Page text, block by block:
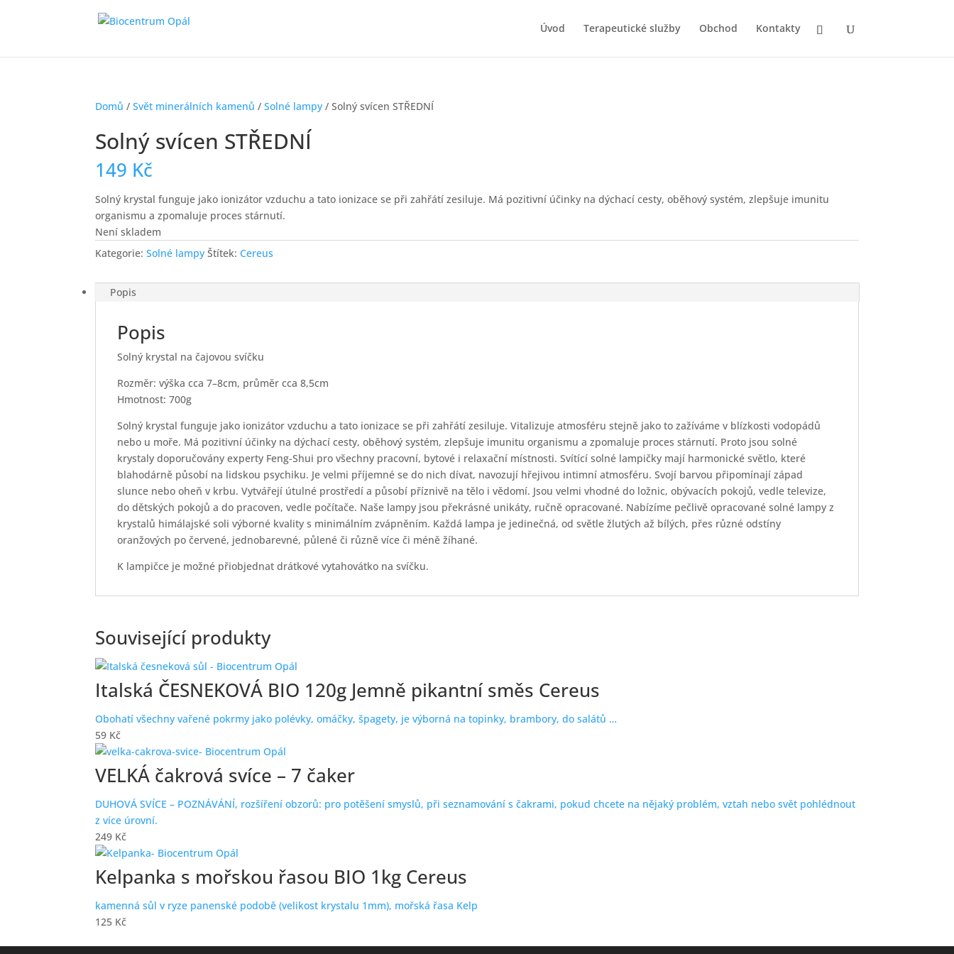
Úvod Terapeutické služby Obchod Kontakty
Domů /Svět minerálních kamenů /Solné lampy / Solný svícen STŘEDNÍ
Solný svícen STŘEDNÍ
149 Kč
Solný krystal funguje jako ionizátor vzduchu a tato ionizace se při zahřátí zesiluje. Má pozitivní účinky na dýchací cesty, oběhový systém, zlepšuje imunitu
organismu a zpomaluje proces stárnutí.
Není skladem
Kategorie:Solné lampy Štítek:Cereus
Popis
Popis
Solný krystal na čajovou svíčku
Rozměr: výška cca 7–8cm, průměr cca 8,5cm
Hmotnost: 700g
Solný krystal funguje jako ionizátor vzduchu a tato ionizace se při zahřátí zesiluje. Vitalizuje atmosféru stejně jako to zažíváme v blízkosti vodopádů
nebo u moře. Má pozitivní účinky na dýchací cesty, oběhový systém, zlepšuje imunitu organismu a zpomaluje proces stárnutí. Proto jsou solné
krystaly doporučovány experty Feng-Shui pro všechny pracovní, bytové i relaxační místnosti. Svítící solné lampičky mají harmonické světlo, které
blahodárně působí na lidskou psychiku. Je velmi příjemné se do nich dívat, navozují hřejivou intimní atmosféru. Svojí barvou připomínají západ
slunce nebo oheň v krbu. Vytvářejí útulné prostředí a působí příznivě na tělo i vědomí. Jsou velmi vhodné do ložnic, obývacích pokojů, vedle televize,
do dětských pokojů a do pracoven, vedle počítače. Naše lampy jsou překrásné unikáty, ručně opracované. Nabízíme pečlivě opracované solné lampy z
krystalů himálajské soli výborné kvality s minimálním zvápněním. Každá lampa je jedinečná, od světle žlutých až bílých, přes různé odstíny
oranžových po červené, jednobarevné, půlené či různě více či méně žíhané.
K lampičce je možné přiobjednat drátkové vytahovátko na svíčku.
Související produkty
Italská ČESNEKOVÁ BIO 120g Jemně pikantní směs Cereus
Obohatí všechny vařené pokrmy jako polévky, omáčky, špagety, je výborná na topinky, brambory, do salátů …
59 Kč
VELKÁ čakrová svíce – 7 čaker
DUHOVÁ SVÍCE – POZNÁVÁNÍ, rozšíření obzorů: pro potěšení smyslů, při seznamování s čakrami, pokud chcete na nějaký problém, vztah nebo svět pohlédnout
z více úrovní.
249 Kč
Kelpanka s mořskou řasou BIO 1kg Cereus
kamenná sůl v ryze panenské podobě (velikost krystalu 1mm), mořská řasa Kelp
125 Kč